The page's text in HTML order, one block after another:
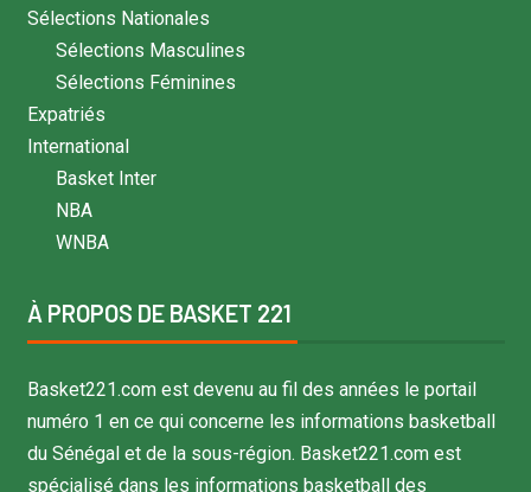
Sélections Nationales
Sélections Masculines
Sélections Féminines
Expatriés
International
Basket Inter
NBA
WNBA
À PROPOS DE BASKET 221
Basket221.com est devenu au fil des années le portail
numéro 1 en ce qui concerne les informations basketball
du Sénégal et de la sous-région. Basket221.com est
spécialisé dans les informations basketball des